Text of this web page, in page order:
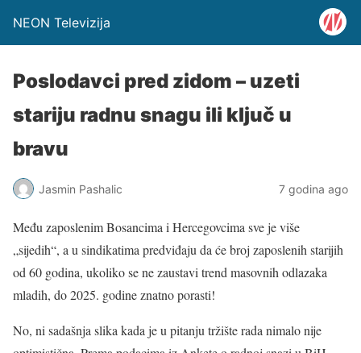
NEON Televizija
Poslodavci pred zidom – uzeti
stariju radnu snagu ili ključ u
bravu
Jasmin Pashalic 7 godina ago
Među zaposlenim Bosancima i Hercegovcima sve je više
„sijedih“, a u sindikatima predviđaju da će broj zaposlenih starijih
od 60 godina, ukoliko se ne zaustavi trend masovnih odlazaka
mladih, do 2025. godine znatno porasti!
No, ni sadašnja slika kada je u pitanju tržište rada nimalo nije